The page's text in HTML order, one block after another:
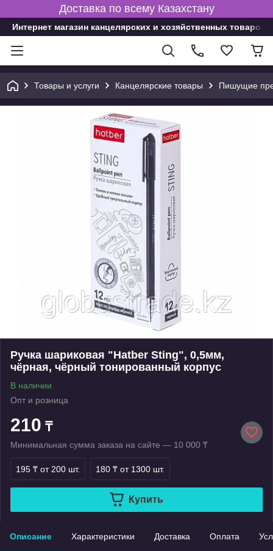
Доставка по всему Казахстану
Интернет магазин канцелярских и хозяйственных товаров
Товары и услуги Канцелярские товары Пишущие
Ручка шариковая "Hatber Sting", 0,5мм,
чёрная, чёрный тонированный корпус
В наличии
Опт и розница
210 ₸
Минимальная сумма заказа на сайте — 10 000 ₸
195 ₸ от 200 шт. 180 ₸ от 1300 шт.
Купить
Описание Характеристики Доставка Оплата